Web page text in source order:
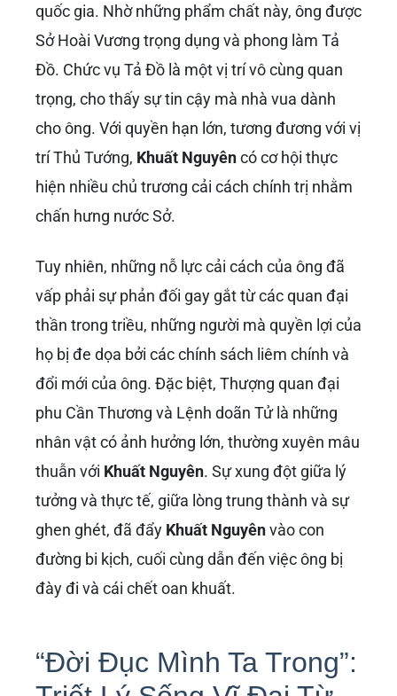
quốc gia. Nhờ những phẩm chất này, ông được
Sở Hoài Vương trọng dụng và phong làm Tả
Đồ. Chức vụ Tả Đồ là một vị trí vô cùng quan
trọng, cho thấy sự tin cậy mà nhà vua dành
cho ông. Với quyền hạn lớn, tương đương với vị
trí Thủ Tướng, Khuất Nguyêncó cơ hội thực
hiện nhiều chủ trương cải cách chính trị nhằm
chấn hưng nước Sở.
Tuy nhiên, những nỗ lực cải cách của ông đã
vấp phải sự phản đối gay gắt từ các quan đại
thần trong triều, những người mà quyền lợi của
họ bị đe dọa bởi các chính sách liêm chính và
đổi mới của ông. Đặc biệt, Thượng quan đại
phu Cần Thương và Lệnh doãn Tử là những
nhân vật có ảnh hưởng lớn, thường xuyên mâu
thuẫn với Khuất Nguyên. Sự xung đột giữa lý
tưởng và thực tế, giữa lòng trung thành và sự
ghen ghét, đã đẩy Khuất Nguyênvào con
đường bi kịch, cuối cùng dẫn đến việc ông bị
đày đi và cái chết oan khuất.
“Đời Đục Mình Ta Trong”: